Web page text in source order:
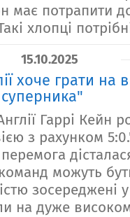
має потрапити
хлопці
15.10.2025
хоче грати на
Гаррі Кейн
з рахунком
можуть
зосереджені
на дуже